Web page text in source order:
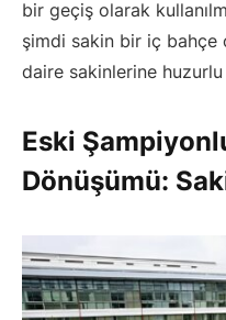
bir geçiş olarak
şimdi sakin bir iç bahçe
daire sakinlerine
Eski
Dönüşümü: